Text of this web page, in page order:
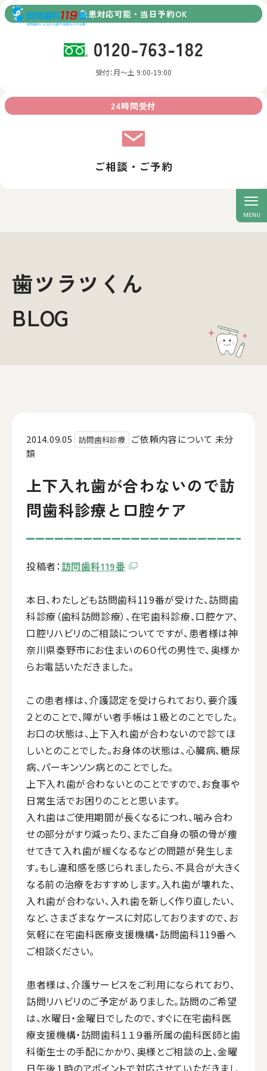
急患対応可能・当日予約OK
受付：月～土 9:00-19:00
24時間受付
ご相談・ご予約
歯ツラツくん
BLOG
2014.09.05 訪問歯科診療 ご依頼内容について 未分
類
上下入れ歯が合わないので訪
問歯科診療と口腔ケア
投稿者：訪問歯科119番
本日、わたしども訪問歯科119番が受けた、訪問歯
科診療（歯科訪問診療）、在宅歯科診療、口腔ケア、
口腔リハビリのご相談についてですが、患者様は神
奈川県秦野市にお住まいの６０代の男性で、奥様か
らお電話いただきました。
この患者様は、介護認定を受けられており、要介護
２とのことで、障がい者手帳は１級とのことでした。
お口の状態は、上下入れ歯が合わないので診てほ
しいとのことでした。お身体の状態は、心臓病、糖尿
病、パーキンソン病とのことでした。
上下入れ歯が合わないとのことですので、お食事や
日常生活でお困りのことと思います。
入れ歯はご使用期間が長くなるにつれ、噛み合わ
せの部分がすり減ったり、またご自身の顎の骨が痩
せてきて入れ歯が緩くなるなどの問題が発生しま
す。もし違和感を感じられましたら、不具合が大きく
なる前の治療をおすすめします。入れ歯が壊れた、
入れ歯が合わない、入れ歯を新しく作り直したい、
など、さまざまなケースに対応しておりますので、お
気軽に在宅歯科医療支援機構・訪問歯科119番へ
ご相談ください。
患者様は、介護サービスをご利用になられており、
訪問リハビリのご予定がありました。訪問のご希望
は、水曜日・金曜日でしたので、すぐに在宅歯科医
療支援機構・訪問歯科１１９番所属の歯科医師と歯
科衛生士の手配にかかり、奥様とご相談の上、金曜